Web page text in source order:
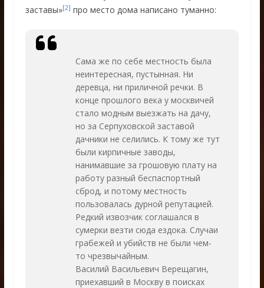
заставы»[2] про место дома написано туманно:
Сама же по себе местность была
неинтересная, пустынная. Ни
деревца, ни приличной речки. В
конце прошлого века у москвичей
стало модным выезжать на дачу,
но за Серпуховской заставой
дачники не селились. К тому же тут
были кирпичные заводы,
нанимавшие за грошовую плату на
работу разный беспаспортный
сброд, и потому местность
пользовалась дурной репутацией.
Редкий извозчик соглашался в
сумерки везти сюда ездока. Случаи
грабежей и убийств не были чем-
то чрезвычайным.
Василий Васильевич Верещагин,
приехавший в Москву в поисках